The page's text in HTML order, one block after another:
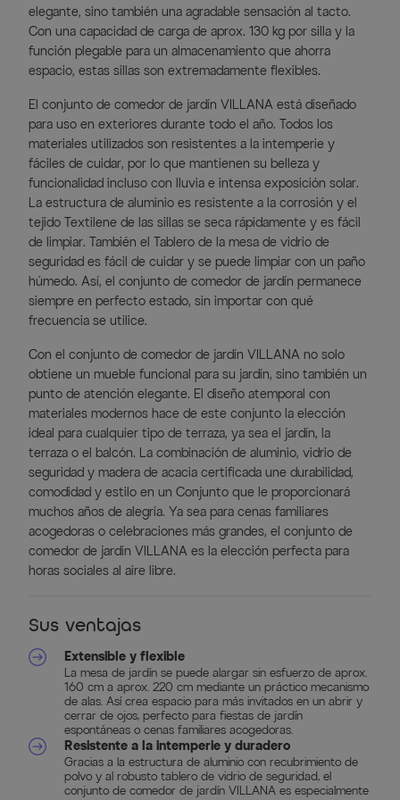
elegante, sino también una agradable sensación al tacto.
Con una capacidad de carga de aprox. 130 kg por silla y la
función plegable para un almacenamiento que ahorra
espacio, estas sillas son extremadamente flexibles.
El conjunto de comedor de jardín VILLANA está diseñado
para uso en exteriores durante todo el año. Todos los
materiales utilizados son resistentes a la intemperie y
fáciles de cuidar, por lo que mantienen su belleza y
funcionalidad incluso con lluvia e intensa exposición solar.
La estructura de aluminio es resistente a la corrosión y el
tejido Textilene de las sillas se seca rápidamente y es fácil
de limpiar. También el Tablero de la mesa de vidrio de
seguridad es fácil de cuidar y se puede limpiar con un paño
húmedo. Así, el conjunto de comedor de jardín permanece
siempre en perfecto estado, sin importar con qué
frecuencia se utilice.
Con el conjunto de comedor de jardín VILLANA no solo
obtiene un mueble funcional para su jardín, sino también un
punto de atención elegante. El diseño atemporal con
materiales modernos hace de este conjunto la elección
ideal para cualquier tipo de terraza, ya sea el jardín, la
terraza o el balcón. La combinación de aluminio, vidrio de
seguridad y madera de acacia certificada une durabilidad,
comodidad y estilo en un Conjunto que le proporcionará
muchos años de alegría. Ya sea para cenas familiares
acogedoras o celebraciones más grandes, el conjunto de
comedor de jardín VILLANA es la elección perfecta para
horas sociales al aire libre.
Sus ventajas
Extensible y flexible
La mesa de jardín se puede alargar sin esfuerzo de aprox.
160 cm a aprox. 220 cm mediante un práctico mecanismo
de alas. Así crea espacio para más invitados en un abrir y
cerrar de ojos, perfecto para fiestas de jardín
espontáneas o cenas familiares acogedoras.
Resistente a la intemperie y duradero
Gracias a la estructura de aluminio con recubrimiento de
polvo y al robusto tablero de vidrio de seguridad, el
conjunto de comedor de jardín VILLANA es especialmente